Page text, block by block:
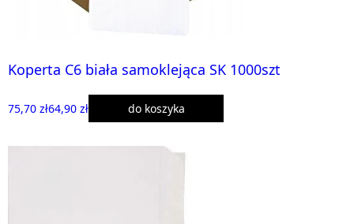
Koperta C6 biała samoklejąca SK 1000szt
75,70 zł64,90 zł do koszyka